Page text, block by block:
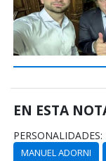
EN ESTA
PERSONALIDADES:
MANUEL ADORNI